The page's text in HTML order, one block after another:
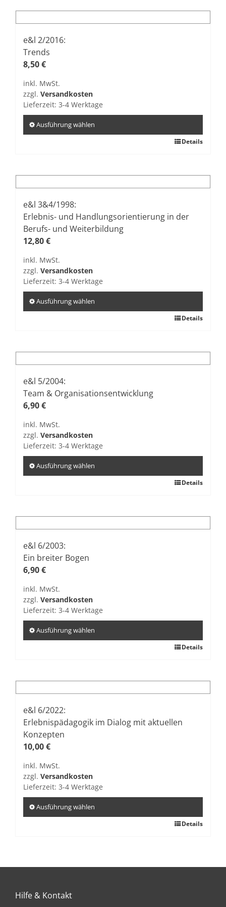
mehrere
Varianten
auf.
Die
Optionen
auf
der
gewählt
werden
e&l 2/2016:
Trends
8,50€
inkl. MwSt.
zzgl. Versandkosten
Lieferzeit: 3-4 Werktage
Ausführung wählen
mehrere
Varianten
auf.
Die
Optionen
können
der
Produktseite
werden
Details
e&l 3&4/1998:
Erlebnis- und Handlungsorientierung in der
Berufs- und Weiterbildung
12,80€
inkl. MwSt.
zzgl. Versandkosten
Lieferzeit: 3-4 Werktage
Ausführung wählen
mehrere
Varianten
auf.
Die
Optionen
auf
der
gewählt
werden
Details
e&l 5/2004:
Team & Organisationsentwicklung
6,90€
inkl. MwSt.
zzgl. Versandkosten
Lieferzeit: 3-4 Werktage
Ausführung wählen
mehrere
Varianten
auf.
Die
Optionen
auf
der
gewählt
werden
Details
e&l 6/2003:
Ein breiter Bogen
6,90€
inkl. MwSt.
zzgl. Versandkosten
Lieferzeit: 3-4 Werktage
Ausführung wählen
mehrere
Varianten
auf.
Die
Optionen
können
der
Produktseite
werden
Details
e&l 6/2022:
Erlebnispädagogik im Dialog mit aktuellen
Konzepten
10,00€
inkl. MwSt.
zzgl. Versandkosten
Lieferzeit: 3-4 Werktage
Ausführung wählen
Die
Details
Hilfe & Kontakt